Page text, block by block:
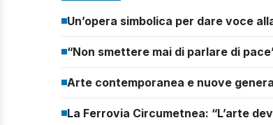
Un’opera simbolica per dare voce
“Non smettere mai di parlare di
Arte contemporanea e nuove
La Ferrovia Circumetnea: “L’arte